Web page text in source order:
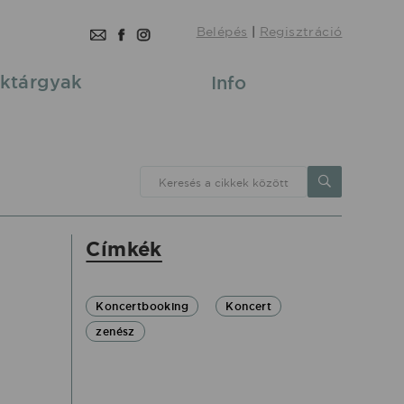
Belépés | Regisztráció
Info
Keresés a cikkek között
Címkék
Koncertbooking
Koncert
zenész